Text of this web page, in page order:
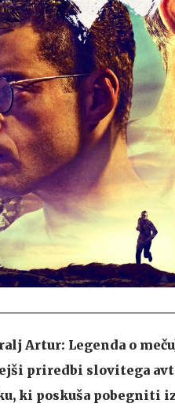
Artur: Legenda o
priredbi slovitega
ki poskuša pobegniti